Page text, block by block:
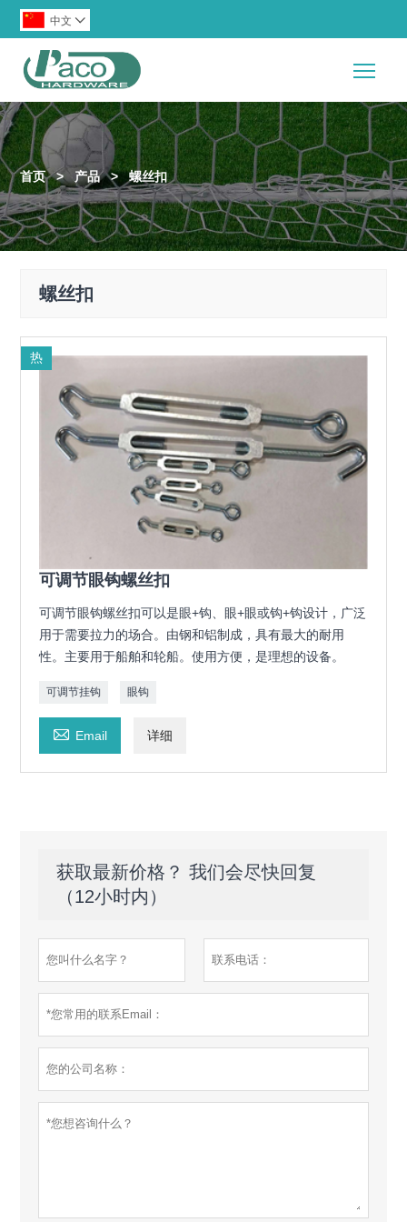
中文 
首页 > 产品 > 螺丝扣
螺丝扣
热
可调节眼钩螺丝扣
可调节眼钩螺丝扣可以是眼+钩、眼+眼或钩+钩设计，广泛
用于需要拉力的场合。由钢和铝制成，具有最大的耐用
性。主要用于船舶和轮船。使用方便，是理想的设备。
可调节挂钩 眼钩
 Email 详细
获取最新价格？ 我们会尽快回复
（12小时内）